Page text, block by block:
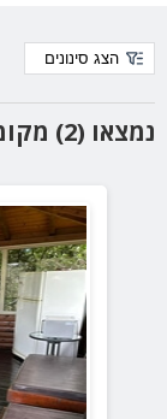
נמצאו (2) מקומות אירוח
הצג סינונים